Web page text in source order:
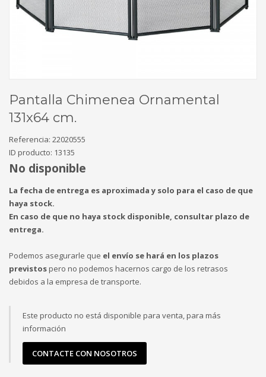
Pantalla Chimenea Ornamental
131x64 cm.
Referencia: 22020555
ID producto: 13135
No disponible
La fecha de entrega es aproximada y solo para el caso de que
haya stock.
En caso de que no haya stock disponible, consultar plazo de
entrega.
Podemos asegurarle que el envío se hará en los plazos
previstospero no podemos hacernos cargo de los retrasos
debidos a la empresa de transporte.
Este producto no está disponible para venta, para más
información
CONTACTE CON NOSOTROS